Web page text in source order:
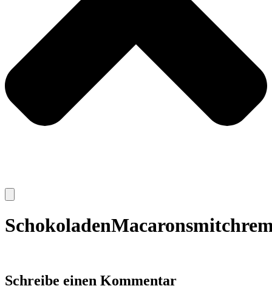
Schreibe einen Kommentar